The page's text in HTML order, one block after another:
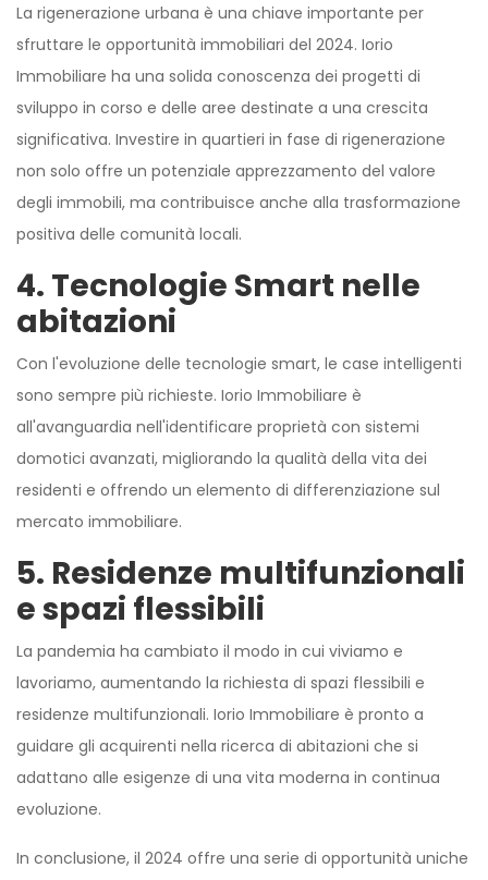
La rigenerazione urbana è una chiave importante per
sfruttare le opportunità immobiliari del 2024. Iorio
Immobiliare ha una solida conoscenza dei progetti di
sviluppo in corso e delle aree destinate a una crescita
significativa. Investire in quartieri in fase di rigenerazione
non solo offre un potenziale apprezzamento del valore
degli immobili, ma contribuisce anche alla trasformazione
positiva delle comunità locali.
4. Tecnologie Smart nelle
abitazioni
Con l'evoluzione delle tecnologie smart, le case intelligenti
sono sempre più richieste. Iorio Immobiliare è
all'avanguardia nell'identificare proprietà con sistemi
domotici avanzati, migliorando la qualità della vita dei
residenti e offrendo un elemento di differenziazione sul
mercato immobiliare.
5. Residenze multifunzionali
e spazi flessibili
La pandemia ha cambiato il modo in cui viviamo e
lavoriamo, aumentando la richiesta di spazi flessibili e
residenze multifunzionali. Iorio Immobiliare è pronto a
guidare gli acquirenti nella ricerca di abitazioni che si
adattano alle esigenze di una vita moderna in continua
evoluzione.
In conclusione, il 2024 offre una serie di opportunità uniche